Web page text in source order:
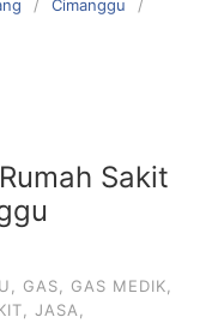
Cimanggu
Sakit
GAS GAS MEDIK
JASA